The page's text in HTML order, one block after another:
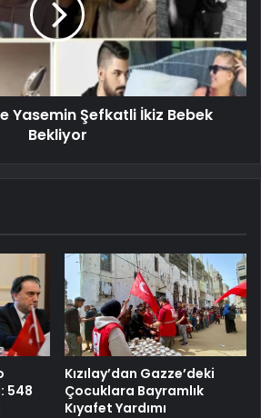
Yasemin Şefkatli İkiz Bebek
Bekliyor
548
Kızılay’dan Gazze’deki
Çocuklara Bayramlık
Kıyafet Yardımı